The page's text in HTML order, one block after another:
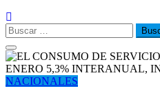
Buscar:
NACIONALES